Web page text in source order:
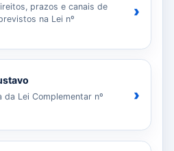
prazos e canais de
na Lei nº
›
da Lei Complementar nº
›